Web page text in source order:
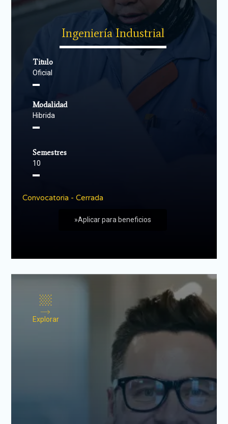
Ingeniería Industrial
▬▬▬▬▬▬▬▬▬▬▬▬▬▬
Titulo
Oficial
▬
Modalidad
Hibrida
▬
Semestres
10
▬
Convocatoria - Cerrada
»Aplicar para beneficios
Explorar